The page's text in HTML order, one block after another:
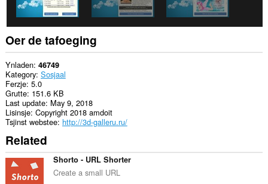
This
extension
can
store
an
unlimited
amount
of
client-
side
data.
Oer de tafoeging
Ynladen 46749
Kategory Sosjaal
Ferzje 5.0
Grutte 151.6 KB
Last update May 9, 2018
Lisinsje Copyright 2018 amdoit
Tsjinst webstee http://3d-galleru.ru/
Related
Shorto - URL Shorter
Create a small URL